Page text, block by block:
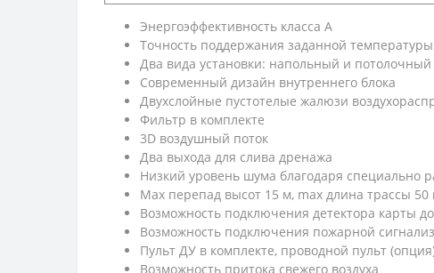
Энергоэффективность класса А
Точность поддержания заданной температуры
Два вида установки: напольный и потолочный
Современный дизайн внутреннего блока
Двухслойные пустотелые жалюзи
Фильтр в комплекте
3D воздушный поток
Два выхода для слива дренажа
Низкий уровень шума благодаря специально
Max перепад высот 15 м, max длина трассы 50
Возможность подключения детектора карты
Возможность подключения пожарной
Пульт ДУ в комплекте, проводной пульт
Возможность притока свежего воздуха